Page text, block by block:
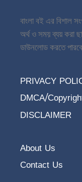
বাংলা বই এর বিশাল
অর্থ ও সময় ব্যয় করা
ডাউনলোড করতে
PRIVACY
DMCA/
DISCLAIMER
About Us
Contact Us